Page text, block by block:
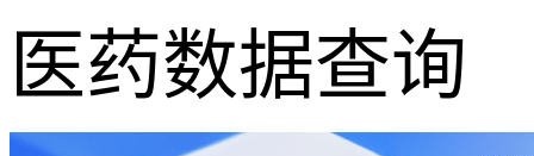
医药数据查询